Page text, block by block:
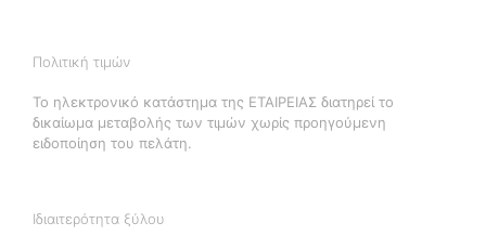
Πολιτική τιμών
Το ηλεκτρονικό κατάστημα της ΕΤΑΙΡΕΙΑΣ διατηρεί το
δικαίωμα μεταβολής των τιμών χωρίς προηγούμενη
ειδοποίηση του πελάτη.
Ιδιαιτερότητα ξύλου